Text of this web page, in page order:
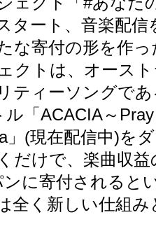
タート、音楽配信
な寄付の形を作っ
クトは、オース
ティーソングで
「ACACIA～
」(現在配信中)を
だけで、楽曲収益
に寄付されると
全く新しい仕組